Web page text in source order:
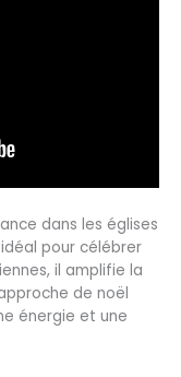
dans les églises
pour célébrer
il amplifie la
de noël
énergie et une